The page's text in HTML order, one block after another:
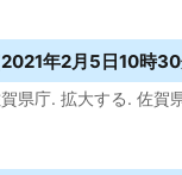
年2月5日10時30
県庁. 拡大する. 佐賀